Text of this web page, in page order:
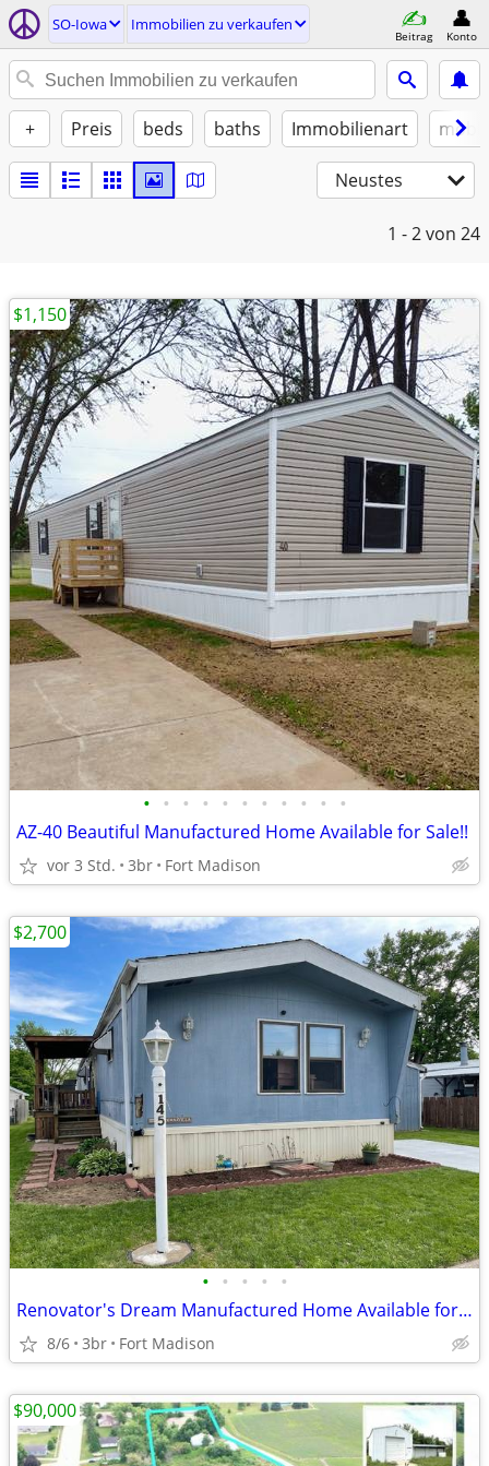
SO-Iowa Immobilien zu verkaufen
Beitrag Konto
+ Preis beds baths Immobilienart
Neustes
1 - 2von 24
• • • • • • • • • • •
AZ-40 Beautiful Manufactured Home Available for Sale!!
vor 3 Std. 3br Fort Madison
$1,150
• • • • •
Renovator's Dream Manufactured Home Available for Sale!
8/6 3br Fort Madison
$2,700
$90,000